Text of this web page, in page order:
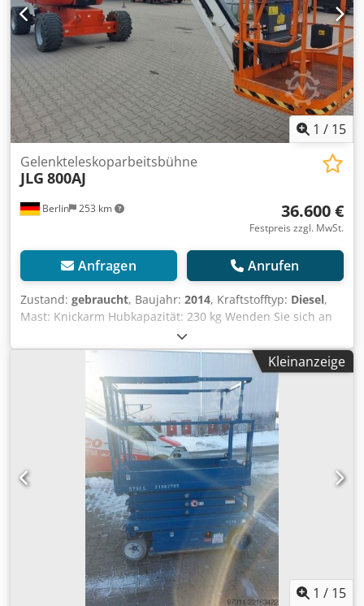
Tragkraft: 2000 kg Fahrzeug ist einsatzbereit Cedpozg
Hcpjfx Aa Esha
1 / 15
Berlin 253 km
Gelenkteleskoparbeitsbühne
JLG 800AJ
36.600 €
Festpreis zzgl. MwSt.
Anfragen Anrufen
Zustand: gebraucht, Baujahr: 2014, Kraftstofftyp: Diesel,
Mast: Knickarm Hubkapazität: 230 kg Wenden Sie sich an
Gebrauchtgeräte Center, um weitere Informationen zu
erhalten. Codpfx Aajzfvhfo Eeha DE01
Kleinanzeige
1 / 15